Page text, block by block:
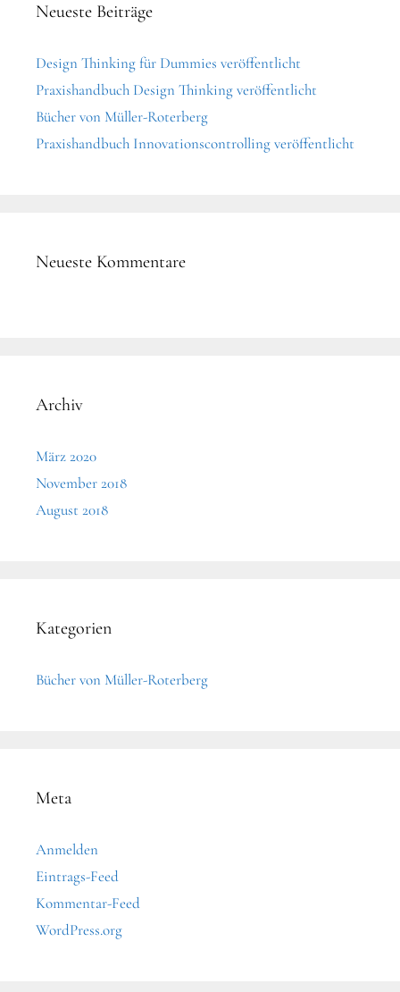
Neueste Beiträge
Design Thinking für Dummies veröffentlicht
Praxishandbuch Design Thinking veröffentlicht
Bücher von Müller-Roterberg
Praxishandbuch Innovationscontrolling veröffentlicht
Neueste Kommentare
Archiv
März 2020
November 2018
August 2018
Kategorien
Bücher von Müller-Roterberg
Meta
Anmelden
Eintrags-Feed
Kommentar-Feed
WordPress.org